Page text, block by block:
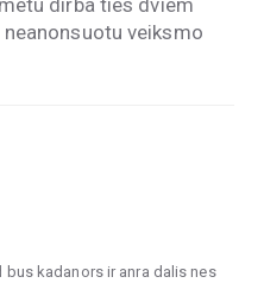
dirba ties dviem
veiksmo
bus kadanors ir anra dalis nes